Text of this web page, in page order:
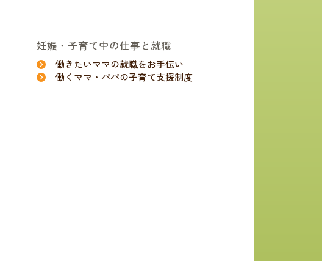
妊娠・子育て中の仕事と就職
働きたいママの就職をお手伝い
働くママ・パパの子育て支援制度